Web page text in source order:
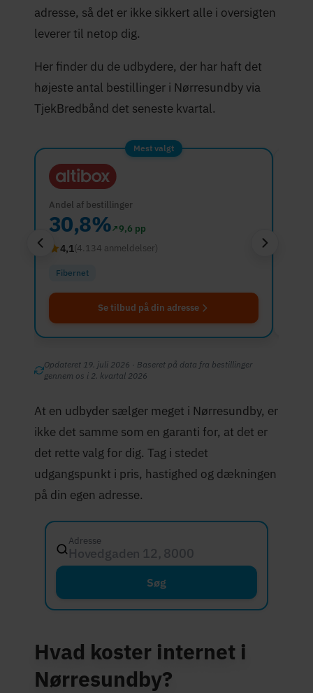
adresse, så det er ikke sikkert alle i oversigten
leverer til netop dig.
Her finder du de udbydere, der har haft det
højeste antal bestillinger i Nørresundby via
TjekBredbånd det seneste kvartal.
Mest valgt
Andel af bestillinger
30,8%↗9,6 pp
4,1(4.134 anmeldelser)
Fibernet
Se tilbud på din adresse
Opdateret 19. juli 2026 · Baseret på data fra bestillinger
gennem os i 2. kvartal 2026
At en udbyder sælger meget i Nørresundby, er
ikke det samme som en garanti for, at det er
det rette valg for dig. Tag i stedet
udgangspunkt i pris, hastighed og dækningen
på din egen adresse.
Adresse
Hovedgaden 12, 8000 Aarhus C
Søg
Hvad koster internet i
Nørresundby?